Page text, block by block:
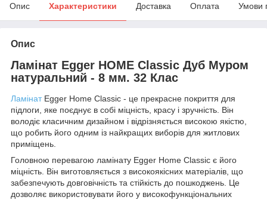
Опис Характеристики Доставка Оплата Умови
Опис
Ламінат Egger HOME Classic Дуб Муром
натуральний - 8 мм. 32 Клас
ЛамінатEgger Home Classic - це прекрасне покриття для
підлоги, яке поєднує в собі міцність, красу і зручність. Він
володіє класичним дизайном і відрізняється високою якістю,
що робить його одним із найкращих виборів для житлових
приміщень.
Головною перевагою ламінату Egger Home Classic є його
міцність. Він виготовляється з високоякісних матеріалів, що
забезпечують довговічність та стійкість до пошкоджень. Це
дозволяє використовувати його у високофункціональних